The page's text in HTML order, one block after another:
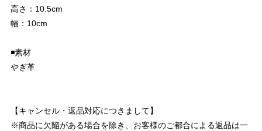
高さ：10.5cm
幅：10cm
◾️素材
やぎ革
【キャンセル・返品対応につきまして】
※商品に欠陥がある場合を除き、お客様のご都合による返品は一